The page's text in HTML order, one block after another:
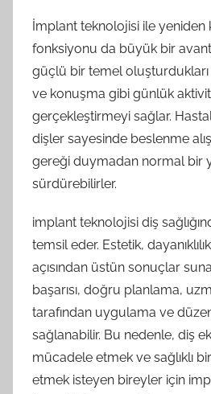
İmplant teknolojisi ile yeniden
fonksiyonu da büyük bir
güçlü bir temel
ve konuşma gibi günlük
gerçekleştirmeyi sağlar.
dişler sayesinde beslenme
gereği duymadan normal bir
sürdürebilirler.
implant teknolojisi diş
temsil eder. Estetik,
açısından üstün sonuçlar
başarısı, doğru planlama,
tarafından uygulama ve
sağlanabilir. Bu nedenle, diş
mücadele etmek ve sağlıklı
etmek isteyen bireyler için